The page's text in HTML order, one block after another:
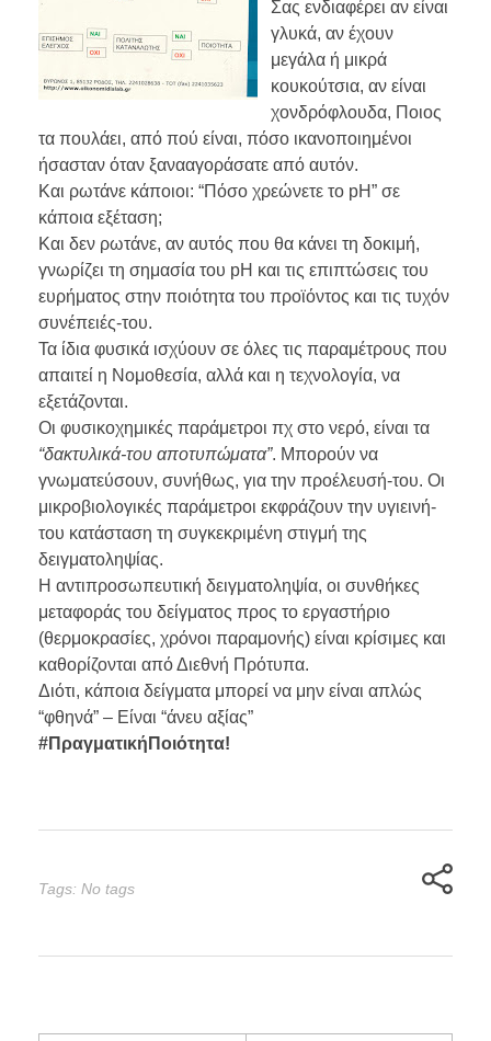
Σας ενδιαφέρει αν είναι
γλυκά, αν έχουν
μεγάλα ή μικρά
κουκούτσια, αν είναι
χονδρόφλουδα, Ποιος
τα πουλάει, από πού είναι, πόσο ικανοποιημένοι
ήσασταν όταν ξανααγοράσατε από αυτόν.
Και ρωτάνε κάποιοι: “Πόσο χρεώνετε το pH” σε
κάποια εξέταση;
Και δεν ρωτάνε, αν αυτός που θα κάνει τη δοκιμή,
γνωρίζει τη σημασία του pΗ και τις επιπτώσεις του
ευρήματος στην ποιότητα του προϊόντος και τις τυχόν
συνέπειές-του.
Τα ίδια φυσικά ισχύουν σε όλες τις παραμέτρους που
απαιτεί η Νομοθεσία, αλλά και η τεχνολογία, να
εξετάζονται.
Οι φυσικοχημικές παράμετροι πχ στο νερό, είναι τα
“δακτυλικά-του αποτυπώματα”. Μπορούν να
γνωματεύσουν, συνήθως, για την προέλευσή-του. Οι
μικροβιολογικές παράμετροι εκφράζουν την υγιεινή-
του κατάσταση τη συγκεκριμένη στιγμή της
δειγματοληψίας.
Η αντιπροσωπευτική δειγματοληψία, οι συνθήκες
μεταφοράς του δείγματος προς το εργαστήριο
(θερμοκρασίες, χρόνοι παραμονής) είναι κρίσιμες και
καθορίζονται από Διεθνή Πρότυπα.
Διότι, κάποια δείγματα μπορεί να μην είναι απλώς
“φθηνά” – Είναι “άνευ αξίας”
#ΠραγματικήΠοιότητα!
Tags: No tags